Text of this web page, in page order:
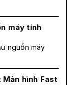
máy tính
nguồn máy
Màn hình Fast